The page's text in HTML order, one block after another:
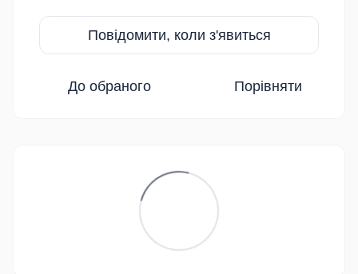
Повідомити, коли з'явиться
До обраного Порівняти